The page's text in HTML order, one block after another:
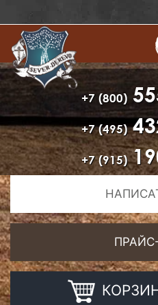
+7 (800)
+7 (495)
+7 (915)